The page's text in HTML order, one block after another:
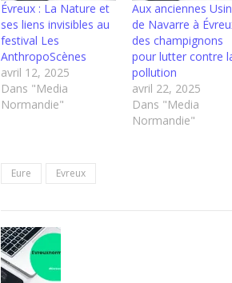
Évreux : La Nature et
ses liens invisibles au
festival Les
AnthropoScènes
avril 12, 2025
Dans "Media
Normandie"
Aux anciennes
de Navarre à
des champignons
pour lutter contre
pollution
avril 22, 2025
Dans "Media
Normandie"
Eure Evreux